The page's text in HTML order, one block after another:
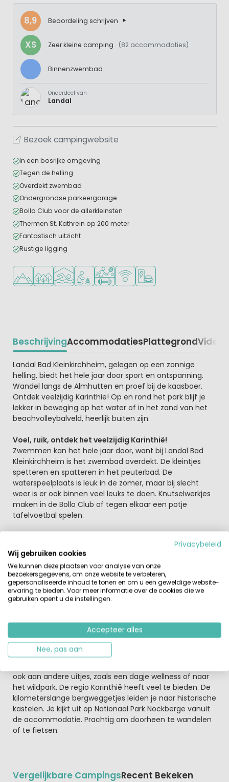
8,9 Beoordeling schrijven
XS Zeer kleine camping (82 accommodaties)
Binnenzwembad
Onderdeel van
Landal
Bezoek campingwebsite
In een bosrijke omgeving
Tegen de helling
Overdekt zwembad
Ondergrondse parkeergarage
Bollo Club voor de allerkleinsten
Thermen St. Kathrein op 200 meter
Fantastisch uitzicht
Rustige ligging
Ligt in de heuvels/bergen
Ligt in een bosrijke omgeving
Overdekt zwembad
Aanbevolen voor jonge kinderen
Veel mogelijkheden om te sporten
WiFi beschikbaar
Laadpaal elektrische auto
BeschrijvingAccommodatiesPlattegrondVideo
Beschrijving
Landal Bad Kleinkirchheim, gelegen op een zonnige
helling, biedt het hele jaar door sport en ontspanning.
Wandel langs de Almhutten en proef bij de kaasboer.
Ontdek veelzijdig Karinthië! Op en rond het park blijf je
lekker in beweging op het water of in het zand van het
beachvolleybalveld, heerlijk buiten zijn.
Voel, ruik, ontdek het veelzijdig Karinthië!
Zwemmen kan het hele jaar door, want bij Landal Bad
Kleinkirchheim is het zwembad overdekt. De kleintjes
spetteren en spatteren in het peuterbad. De
waterspeelplaats is leuk in de zomer, maar bij slecht
weer is er ook binnen veel leuks te doen. Knutselwerkjes
maken in de Bollo Club of tegen elkaar een potje
tafelvoetbal spelen.
momentje voor jezelf. Op loopafstand van het park ligt
Thermen St. Kathrein, een wellnesscomplex met veel
mogelijkheden. Verse broodjes worden bij je vakantiehuis
bezorgd door de broodjesservice. Lunch op het terras
van restaurant Einkehr, direct naast het park. Of haal
een lekker ijsje samen met de kinderen op het park.
gourmetstel of pizzaoven.
Gastvrij en vriendelijk Karinthië
De omgeving van Bad Kleinkirchheim is zo veelzijdig,
ook aan andere uitjes, zoals een dagje wellness of naar
het wildpark. De regio Karinthië heeft veel te bieden. De
kilometerslange bergweggetjes leiden je naar historische
kastelen. Je kijkt uit op Nationaal Park Nockberge vanuit
de accommodatie. Prachtig om doorheen te wandelen
of te fietsen.
Vergelijkbare CampingsRecent Bekeken
Privacybeleid
Wij gebruiken cookies
We kunnen deze plaatsen voor analyse van onze
bezoekersgegevens, om onze website te verbeteren,
gepersonaliseerde inhoud te tonen en om u een geweldige website-
ervaring te bieden. Voor meer informatie over de cookies die we
gebruiken opent u de instellingen.
Accepteer alles
Nee, pas aan